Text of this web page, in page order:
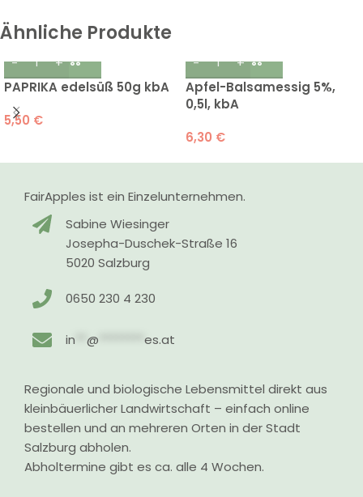
Ähnliche Produkte
PAPRIKA edelsüß 50g kbA
5,50 €
Apfel-Balsamessig 5%,
0,5l, kbA
6,30 €
FairApples ist ein Einzelunternehmen.
Sabine Wiesinger
Josepha-Duschek-Straße 16
5020 Salzburg
0650 230 4 230
in **@ ********es.at
Regionale und biologische Lebensmittel direkt aus
kleinbäuerlicher Landwirtschaft – einfach online
bestellen und an mehreren Orten in der Stadt
Salzburg abholen.
Abholtermine gibt es ca. alle 4 Wochen.